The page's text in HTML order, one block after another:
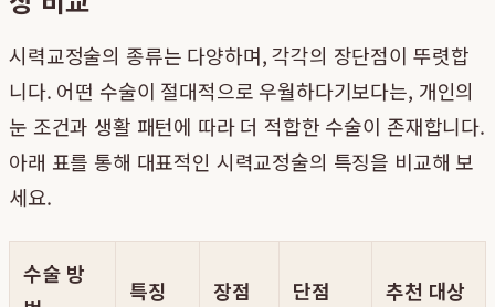
시력교정술의 종류는 다양하며, 각각의 장단점이 뚜렷합
니다. 어떤 수술이 절대적으로 우월하다기보다는, 개인의
눈 조건과 생활 패턴에 따라 더 적합한 수술이 존재합니다.
아래 표를 통해 대표적인 시력교정술의 특징을 비교해 보
세요.
수술 방
특징 장점 단점 추천 대상